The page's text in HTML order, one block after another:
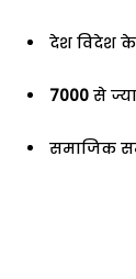
देश विदेश के
7000 से
समाजिक